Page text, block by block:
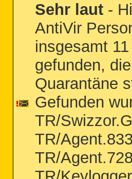
Sehr laut -
AntiVir
insgesamt
gefunden,
Quarantäne
Gefunden
TR/
TR/
TR/